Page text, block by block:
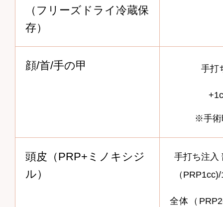
（フリーズドライ冷蔵保
存）
顔/首/手の甲 手打
※手術
頭皮（PRP+ミノキシジ
ル）
手打ち注入
（
全体（